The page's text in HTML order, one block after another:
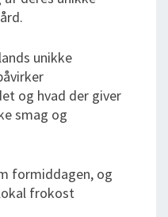
unikke
og hvad der giver
smag og
formiddagen, og
frokost